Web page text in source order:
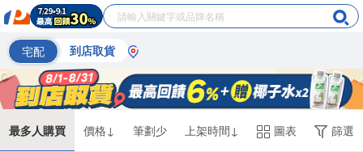
宅配 到店取貨
最多人購買 價格↓ 筆劃少 上架時間↓ 圖表 篩選